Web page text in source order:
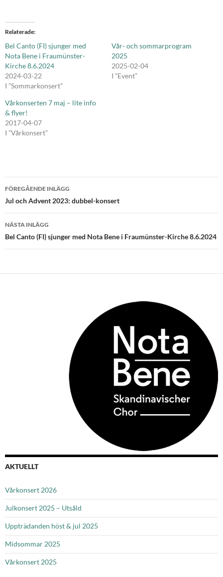
Relaterade
Bel Canto (FI) sjunger med
Nota Bene i Fraumünster-
Kirche 8.6.2024
2024-03-22
I ”Sommarkonsert”
Vår- och sommarprogram
2025
2025-02-04
I ”Event”
Vårkonserten 7 maj – lite info
& flyer!
2017-04-07
I ”Vårkonsert”
Inläggsnavigering
FÖREGÅENDE INLÄGG
Jul och Advent 2023: dubbel-konsert
NÄSTA INLÄGG
Bel Canto (FI) sjunger med Nota Bene i Fraumünster-Kirche 8.6.2024
AKTUELLT
Vårkonsert 2026
Julkonsert 2025 – Utsåld
Uppträdanden höst & jul 2025
Midsommar 2025
Vårkonsert 2025